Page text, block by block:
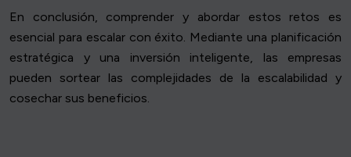
En conclusión, comprender y abordar estos retos es
esencial para escalar con éxito. Mediante una planificación
estratégica y una inversión inteligente, las empresas
pueden sortear las complejidades de la escalabilidad y
cosechar sus beneficios.